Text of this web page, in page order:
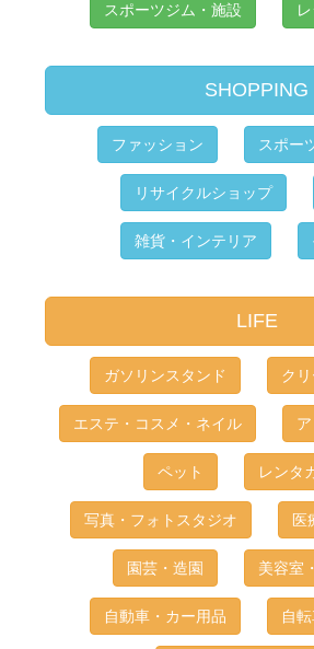
スポーツジム・施設
SHOPPING
ファッション スポー
リサイクルショップ
雑貨・インテリア
LIFE
ガソリンスタンド ク
エステ・コスメ・ネイル
ペット レンタ
写真・フォトスタジオ 医
園芸・造園 美容室
自動車・カー用品 自